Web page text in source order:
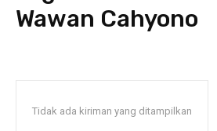
Wawan Cahyono
Tidak ada kiriman yang ditampilkan